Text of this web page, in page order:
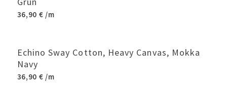
36,90 € /m
Echino Sway Cotton, Heavy Canvas, Mokka
Navy
36,90 € /m